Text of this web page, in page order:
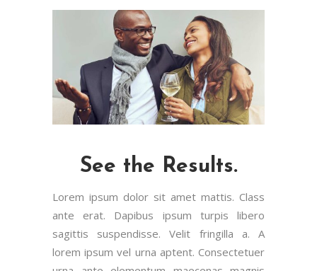
See the Results.
Lorem ipsum dolor sit amet mattis. Class
ante erat. Dapibus ipsum turpis libero
sagittis suspendisse. Velit fringilla a. A
lorem ipsum vel urna aptent. Consectetuer